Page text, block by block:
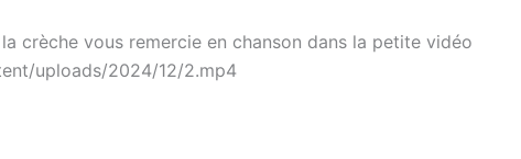
crèche vous remercie en chanson dans la petite vidéo
uploads/2024/12/2.mp4